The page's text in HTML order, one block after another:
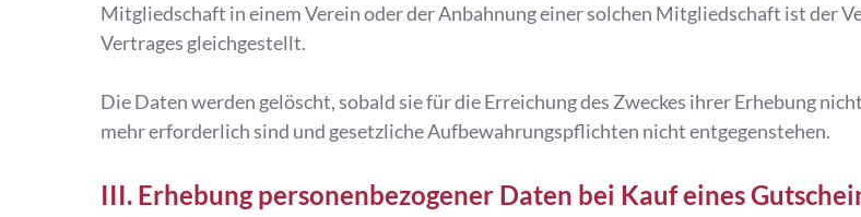
Mitgliedschaft in einem Verein oder der Anbahnung einer solchen Mitgliedschaft ist der
Vertrages gleichgestellt.
Die Daten werden gelöscht, sobald sie für die Erreichung des Zweckes ihrer Erhebung nicht
mehr erforderlich sind und gesetzliche Aufbewahrungspflichten nicht entgegenstehen.
III. Erhebung personenbezogener Daten bei Kauf eines